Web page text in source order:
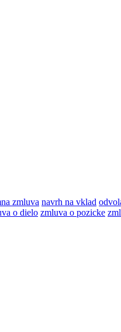
zmluva navrh na vklad
o dielo zmluva o pozicke